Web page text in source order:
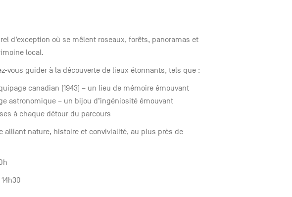
d’exception où se mêlent roseaux, forêts, panoramas et
local.
vous guider à la découverte de lieux étonnants, tels que :
canadian (1943) – un lieu de mémoire émouvant
astronomique – un bijou d’ingéniosité émouvant
à chaque détour du parcours
alliant nature, histoire et convivialité, au plus près de
14h30